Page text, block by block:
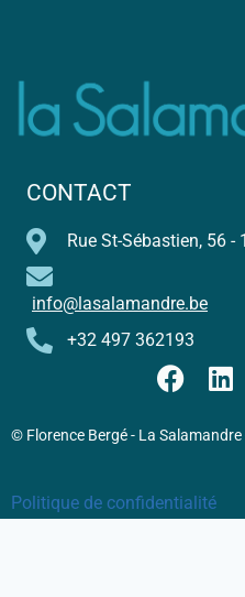
CONTACT
Rue St-Sébastien, 56 -
info@lasalamandre.be
+32 497 362193
© Florence Bergé - La Salamandre
Politique de confidentialité